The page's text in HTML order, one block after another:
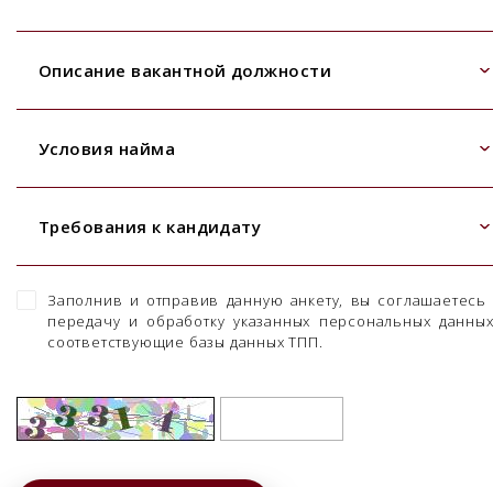
Описание вакантной должности
Условия найма
Требования к кандидату
Заполнив и отправив данную анкету, вы соглашаетесь
передачу и обработку указанных персональных
соответствующие базы данных ТПП.